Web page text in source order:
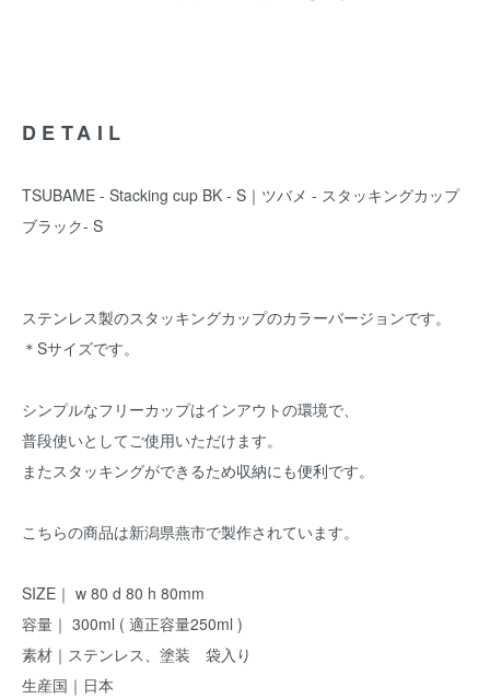
DETAIL
TSUBAME - Stacking cup BK - S｜ツバメ - スタッキングカップ
ブラック- S
ステンレス製のスタッキングカップのカラーバージョンです。
＊Sサイズです。
シンプルなフリーカップはインアウトの環境で、
普段使いとしてご使用いただけます。
またスタッキングができるため収納にも便利です。
こちらの商品は新潟県燕市で製作されています。
SIZE｜ w 80 d 80 h 80mm
容量｜ 300ml ( 適正容量250ml )
素材｜ステンレス、塗装 袋入り
生産国｜日本